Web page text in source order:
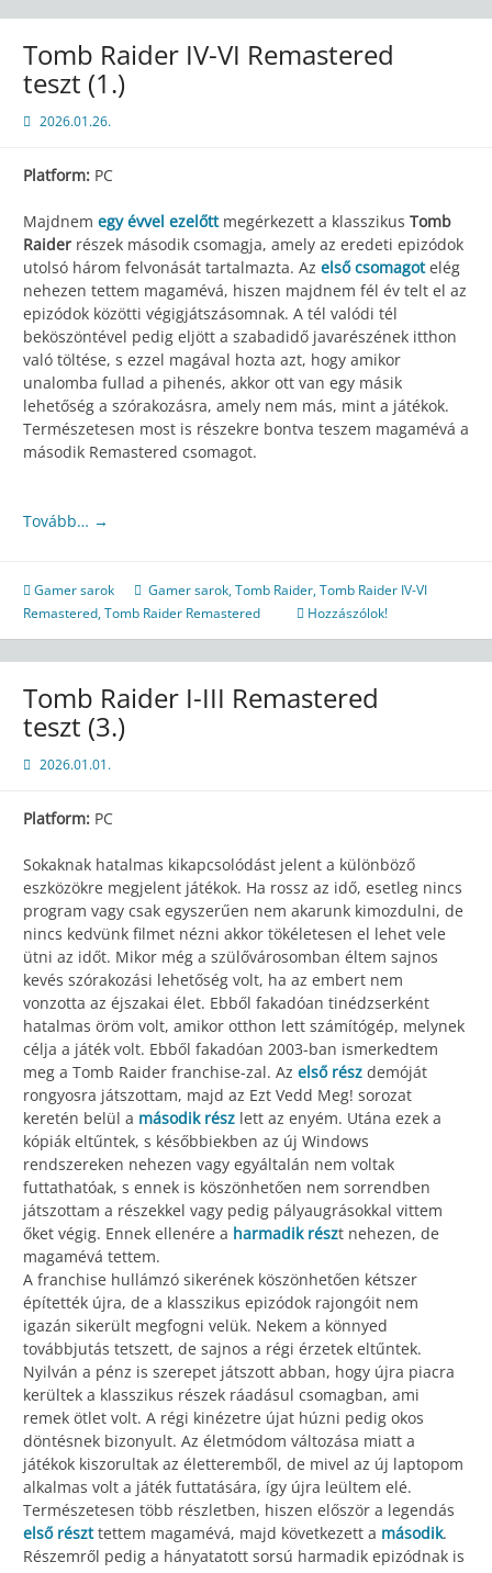
Tomb Raider IV-VI Remastered
teszt (1.)
2026.01.26.
Platform: PC
Majdnem egy évvel ezelőttmegérkezett a klasszikus Tomb
Raider részek második csomagja, amely az eredeti epizódok
utolsó három felvonását tartalmazta. Az első csomagotelég
nehezen tettem magamévá, hiszen majdnem fél év telt el az
epizódok közötti végigjátszásomnak. A tél valódi tél
beköszöntével pedig eljött a szabadidő javarészének itthon
való töltése, s ezzel magával hozta azt, hogy amikor
unalomba fullad a pihenés, akkor ott van egy másik
lehetőség a szórakozásra, amely nem más, mint a játékok.
Természetesen most is részekre bontva teszem magamévá a
második Remastered csomagot.
Tovább… →
Gamer sarok Gamer sarok,Tomb Raider,Tomb Raider IV-VI
Remastered,Tomb Raider Remastered Hozzászólok!
Tomb Raider I-III Remastered
teszt (3.)
2026.01.01.
Platform: PC
Sokaknak hatalmas kikapcsolódást jelent a különböző
eszközökre megjelent játékok. Ha rossz az idő, esetleg nincs
program vagy csak egyszerűen nem akarunk kimozdulni, de
nincs kedvünk filmet nézni akkor tökéletesen el lehet vele
ütni az időt. Mikor még a szülővárosomban éltem sajnos
kevés szórakozási lehetőség volt, ha az embert nem
vonzotta az éjszakai élet. Ebből fakadóan tinédzserként
hatalmas öröm volt, amikor otthon lett számítógép, melynek
célja a játék volt. Ebből fakadóan 2003-ban ismerkedtem
meg a Tomb Raider franchise-zal. Az első rész demóját
rongyosra játszottam, majd az Ezt Vedd Meg! sorozat
keretén belül a második rész lett az enyém. Utána ezek a
kópiák eltűntek, s későbbiekben az új Windows
rendszereken nehezen vagy egyáltalán nem voltak
futtathatóak, s ennek is köszönhetően nem sorrendben
játszottam a részekkel vagy pedig pályaugrásokkal vittem
őket végig. Ennek ellenére a harmadik részt nehezen, de
magamévá tettem.
A franchise hullámzó sikerének köszönhetően kétszer
építették újra, de a klasszikus epizódok rajongóit nem
igazán sikerült megfogni velük. Nekem a könnyed
továbbjutás tetszett, de sajnos a régi érzetek eltűntek.
Nyilván a pénz is szerepet játszott abban, hogy újra piacra
kerültek a klasszikus részek ráadásul csomagban, ami
remek ötlet volt. A régi kinézetre újat húzni pedig okos
döntésnek bizonyult. Az életmódom változása miatt a
játékok kiszorultak az életteremből, de mivel az új laptopom
alkalmas volt a játék futtatására, így újra leültem elé.
Természetesen több részletben, hiszen először a legendás
első részttettem magamévá, majd következett a második.
Részemről pedig a hányatatott sorsú harmadik epizódnak is